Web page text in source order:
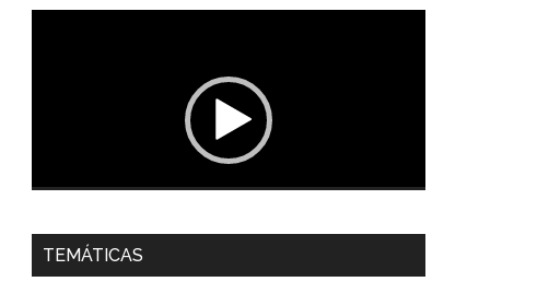
Dra. Carolina Corcho Mejía,
Latinoamericana Sur, Vicepresidenta Federación
TEMÁTICAS